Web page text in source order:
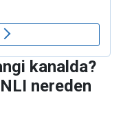
kanalda?
nereden